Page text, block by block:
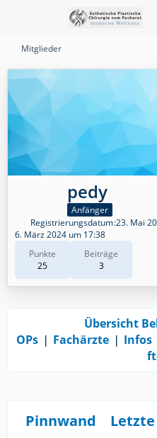
Mitglieder
pedy
Anfänger
Punkte
25
Beiträge
3
Registrierungsdatum 23. Mai
6. März 2024 um 17:38
Übersicht
OPs ❘ Fachärzte ❘ Infos
Pinnwand